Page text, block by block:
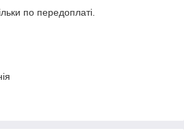
по передоплаті.